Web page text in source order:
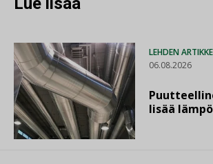
LEHDEN
06.08.2026
lisää